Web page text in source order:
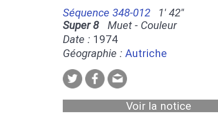
Séquence 348-012
1' 42''
Super 8Muet - Couleur
Date : 1974
Géographie : Autriche
Voir la notice